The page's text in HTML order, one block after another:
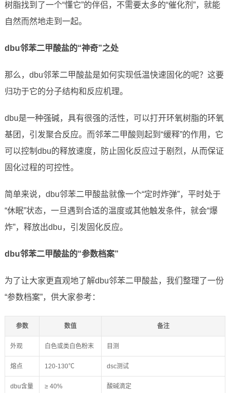
树脂找到了一个“懂它”的伴侣，不需要太多的“催化剂”，就能
自然而然地走到一起。
dbu邻苯二甲酸盐的“神奇”之处
那么，dbu邻苯二甲酸盐是如何实现低温快速固化的呢？这要
归功于它的分子结构和反应机理。
dbu是一种强碱，具有很强的活性，可以打开环氧树脂的环氧
基团，引发聚合反应。而邻苯二甲酸则起到“缓释”的作用，它
可以控制dbu的释放速度，防止固化反应过于剧烈，从而保证
固化过程的可控性。
简单来说，dbu邻苯二甲酸盐就像一个“定时炸弹”，平时处于
“休眠”状态，一旦遇到合适的温度或其他触发条件，就会“爆
炸”，释放出dbu，引发固化反应。
dbu邻苯二甲酸盐的“参数档案”
为了让大家更直观地了解dbu邻苯二甲酸盐，我们整理了一份
“参数档案”，供大家参考：
参数 数值 备注
外观 白色或类白色粉末 目测
熔点 120-130℃ dsc测试
dbu含量 ≥ 40% 酸碱滴定